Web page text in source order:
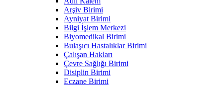
Arşiv Birimi
Ayniyat Birimi
Bilgi İşlem Merkezi
Biyomedikal Birimi
Bulaşıcı Hastalıklar Birimi
Çalışan Hakları
Çevre Sağlığı Birimi
Disiplin Birimi
Eczane Birimi